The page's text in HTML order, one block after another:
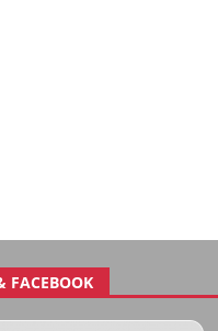
FACEBOOK